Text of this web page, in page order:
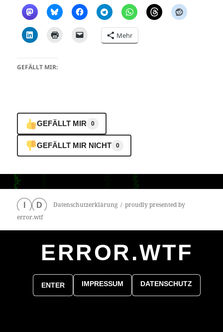
Mehr
GEFÄLLT MIR:
GEFÄLLT MIR 0
GEFÄLLT MIR NICHT 0
D Datenschutzerklärung
proudly presented by
error.wtf
ERROR.WTF
ENTER IMPRESSUM DATENSCHUTZ